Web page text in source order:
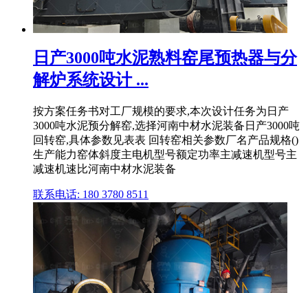
日产3000吨水泥熟料窑尾预热器与分
解炉系统设计 ...
按方案任务书对工厂规模的要求,本次设计任务为日产
3000吨水泥预分解窑,选择河南中材水泥装备日产3000吨
回转窑,具体参数见表表 回转窑相关参数厂名产品规格()
生产能力窑体斜度主电机型号额定功率主减速机型号主
减速机速比河南中材水泥装备
联系电话: 180 3780 8511